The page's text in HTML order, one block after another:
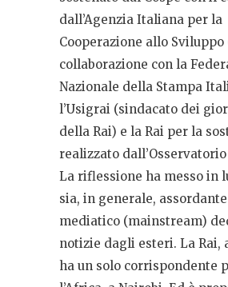
dall’Agenzia Italiana per la
Cooperazione allo Sviluppo
collaborazione con la
Nazionale della Stampa
l’Usigrai (sindacato dei
della Rai) e la Rai per la
realizzato
La riflessione ha messo in
sia, in generale,
mediatico (mainstream)
notizie dagli esteri. La Rai,
ha un solo corrispondente